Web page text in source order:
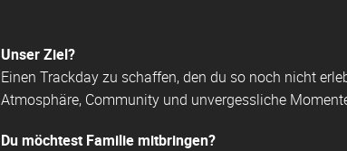
Unser Ziel?
Einen Trackday zu schaffen, den du so noch nicht
Atmosphäre, Community und unvergessliche
Du möchtest Familie mitbringen?